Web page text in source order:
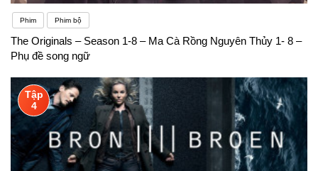
Phim Phim bộ
The Originals – Season 1-8 – Ma Cà Rồng Nguyên Thủy 1- 8 –
Phụ đề song ngữ
Tập
4